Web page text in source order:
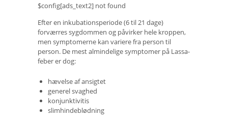
$config[ads_text2] not found
Efter en inkubationsperiode (6 til 21 dage)
forværres sygdommen og påvirker hele kroppen,
men symptomerne kan variere fra person til
person. De mest almindelige symptomer på Lassa-
feber er dog:
hævelse af ansigtet
generel svaghed
konjunktivitis
slimhindeblødning